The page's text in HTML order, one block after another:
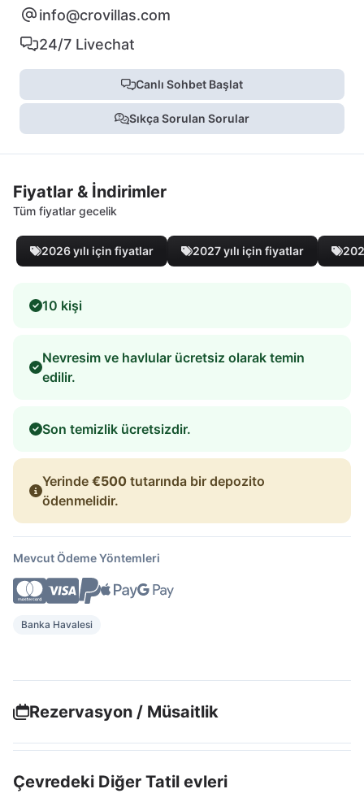
info@crovillas.com
24/7 Livechat
Canlı Sohbet Başlat
Sıkça Sorulan Sorular
Fiyatlar & İndirimler
Tüm fiyatlar gecelik
2026 yılı için fiyatlar 2027 yılı için fiyatlar
10 kişi
Nevresim ve havlular ücretsiz olarak temin
edilir.
Son temizlik ücretsizdir.
Yerinde €500 tutarında bir depozito
ödenmelidir.
Mevcut Ödeme Yöntemleri
Banka Havalesi
Rezervasyon / Müsaitlik
Çevredeki Diğer Tatil evleri